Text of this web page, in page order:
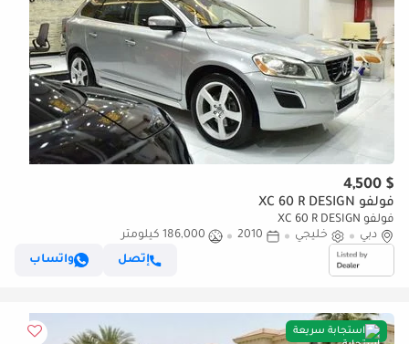
$ 4,500
فولفو XC 60 R DESIGN
فولفو XC 60 R DESIGN
دبي
خليجي 2010
186,000 كيلومتر
إتصل
واتساب
استجابة سريعة